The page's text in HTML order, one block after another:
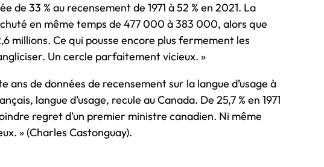
33 % au recensement de 1971 à 52 % en 2021. La
en même temps de 477 000 à 383 000, alors que
millions. Ce qui pousse encore plus fermement les
Un cercle parfaitement vicieux. »
ans de données de recensement sur la langue d’usage à
langue d’usage, recule au Canada. De 25,7 % en 1971
regret d’un premier ministre canadien. Ni même
»(Charles Castonguay).